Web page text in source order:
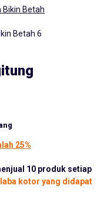
Betah 6
25%
10 produk setiap
laba kotor yang didapat